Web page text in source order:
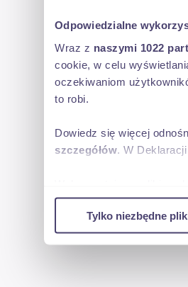
Odpowiedzialne
Wraz z naszymi 1022
cookie, w celu
oczekiwaniom
to robi.
Dowiedz się więcej
szczegółów . W
w naszej witrynie.
reklamowym i
uzyskanymi podczas
Tylko niezbędne